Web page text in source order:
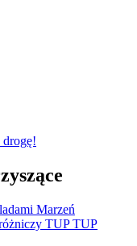
Marzeń
TUP TUP